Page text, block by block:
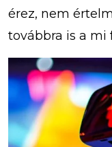
érez, nem
továbbra is a mi